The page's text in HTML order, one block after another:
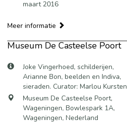
maart 2016
Meer informatie
Museum De Casteelse Poort
Joke Vingerhoed, schilderijen,
Arianne Bon, beelden en Indiva,
sieraden. Curator: Marlou Kursten
Museum De Casteelse Poort,
Wageningen, Bowlespark 1A,
Wageningen, Nederland